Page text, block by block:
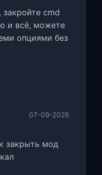
закройте cmd
и всё, можете
опциями без
07-09-2026
закрыть мод